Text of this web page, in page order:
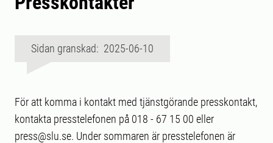
Sidan granskad: 2025-06-10
För att komma i kontakt med tjänstgörande presskontakt,
kontakta presstelefonen på 018 - 67 15 00 eller
press@slu.se. Under sommaren är presstelefonen är